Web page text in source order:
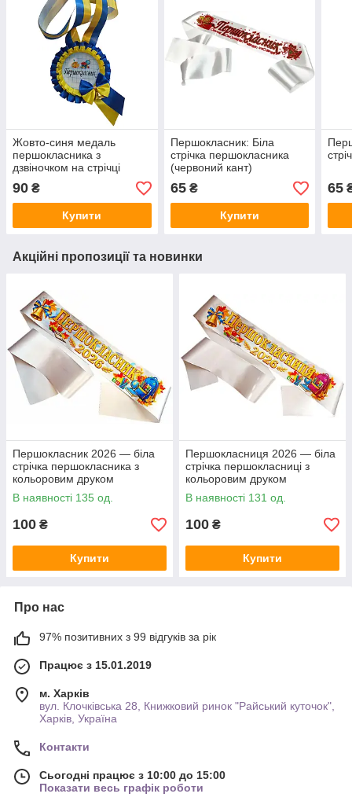
Жовто-синя медаль
першокласника з
дзвіночком на стрічці
90 ₴
Купити
Першокласник: Біла
стрічка першокласника
(червоний кант)
65₴
Купити
65
Акційні пропозиції та новинки
Першокласник 2026 — біла
стрічка першокласника з
кольоровим друком
В наявності 135 од.
100 ₴
Купити
Першокласниця 2026 — біла
стрічка першокласниці з
кольоровим друком
В наявності 131 од.
100 ₴
Купити
Про нас
97% позитивних з 99 відгуків за рік
Працює з 15.01.2019
м. Харків
вул. Клочківська 28, Книжковий ринок "Райський куточок",
Харків, Україна
Контакти
Сьогодні працює з 10:00 до 15:00
Показати весь графік роботи